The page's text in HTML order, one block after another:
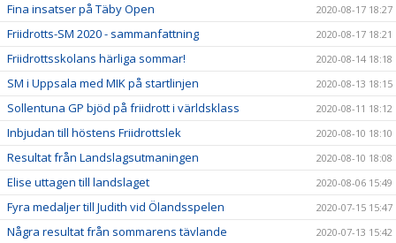
Fina insatser på Täby Open 2020-08-17 18:27
Friidrotts-SM 2020 - sammanfattning 2020-08-17 18:21
Friidrottsskolans härliga sommar! 2020-08-14 18:18
SM i Uppsala med MIK på startlinjen 2020-08-13 18:15
Sollentuna GP bjöd på friidrott i världsklass 2020-08-11 18:12
Inbjudan till höstens Friidrottslek 2020-08-10 18:10
Resultat från Landslagsutmaningen 2020-08-10 18:08
Elise uttagen till landslaget 2020-08-06 15:49
Fyra medaljer till Judith vid Ölandsspelen 2020-07-15 15:47
Några resultat från sommarens tävlande 2020-07-13 15:42